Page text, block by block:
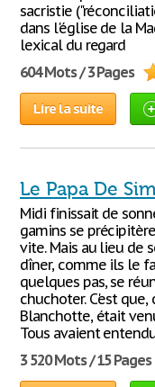
sacristie
dans l'église de la
lexical du regard
604 Mots / 3 Pages
Lire la suite
Le Papa De
Midi finissait de
gamins se
vite. Mais au lieu de
dîner, comme ils le
quelques pas, se
chuchoter. C'est
Blanchotte, était
Tous avaient
3 520 Mots / 15 Pages